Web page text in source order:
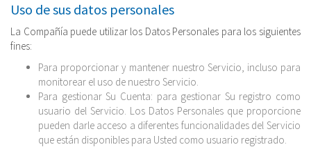
Uso de sus datos personales
La Compañía puede utilizar los Datos Personales para los siguientes
fines:
Para proporcionar y mantener nuestro Servicio, incluso para
monitorear el uso de nuestro Servicio.
Para gestionar Su Cuenta: para gestionar Su registro como
usuario del Servicio. Los Datos Personales que proporcione
pueden darle acceso a diferentes funcionalidades del Servicio
que están disponibles para Usted como usuario registrado.